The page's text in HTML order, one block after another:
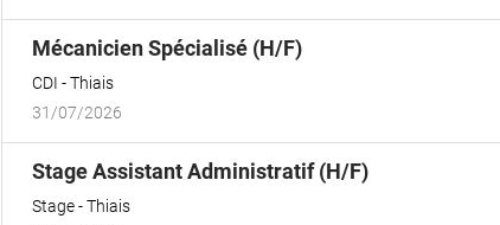
Mécanicien Spécialisé (H/F)(Nouvelle
CDI
Thiais
31/07/2026
Stage Assistant Administratif (H/F)(Nouvelle
Stage
Thiais